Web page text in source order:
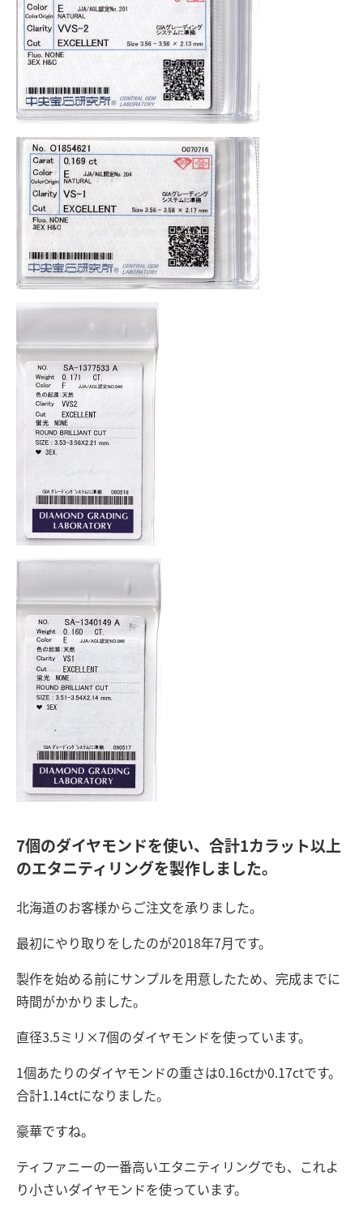
7個のダイヤモンドを使い、合計1カラット以上
のエタニティリングを製作しました。
北海道のお客様からご注文を承りました。
最初にやり取りをしたのが2018年7月です。
製作を始める前にサンプルを用意したため、完成までに
時間がかかりました。
直径3.5ミリ×7個のダイヤモンドを使っています。
1個あたりのダイヤモンドの重さは0.16ctか0.17ctです。
合計1.14ctになりました。
豪華ですね。
ティファニーの一番高いエタニティリングでも、これよ
り小さいダイヤモンドを使っています。